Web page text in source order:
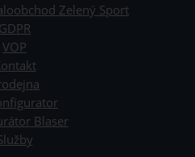
Zelený Sport
GDPR
VOP
Blaser